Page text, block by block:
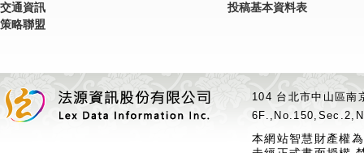
交通資訊
策略聯盟
投稿基本資料表
104 台北市中山區
本網站智慧財產權